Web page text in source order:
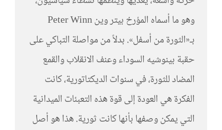
وهو ما أسماه المؤرخ بيتر وين Peter Winn
بـ«الثورة من أسفل». بدلاً من مواصلة التباكي على
حقبة بينوشيه السوداء وعنف الانقلاب والقمع
المضاد للثورة، في سنوات الديكتاتورية، كانت
الفكرة هي العودة إلى قوة هذه التعبئات الميدانية
التي يمكن وصفها بأنها كانت ثورية. هذا هو أصل